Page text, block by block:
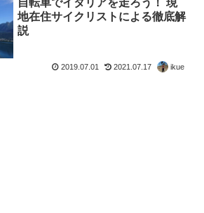
自転車でイタリアを走ろう！ 現
地在住サイクリストによる徹底解
説
2019.07.01 2021.07.17 ikue